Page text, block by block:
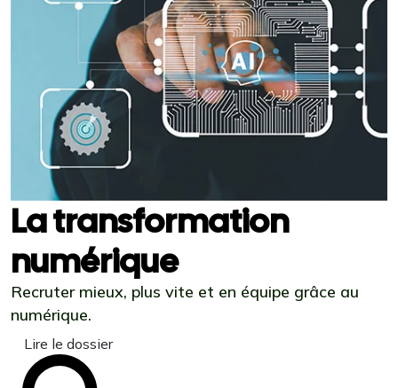
La transformation
numérique
Recruter mieux, plus vite et en équipe grâce au
numérique.
Lire le dossier